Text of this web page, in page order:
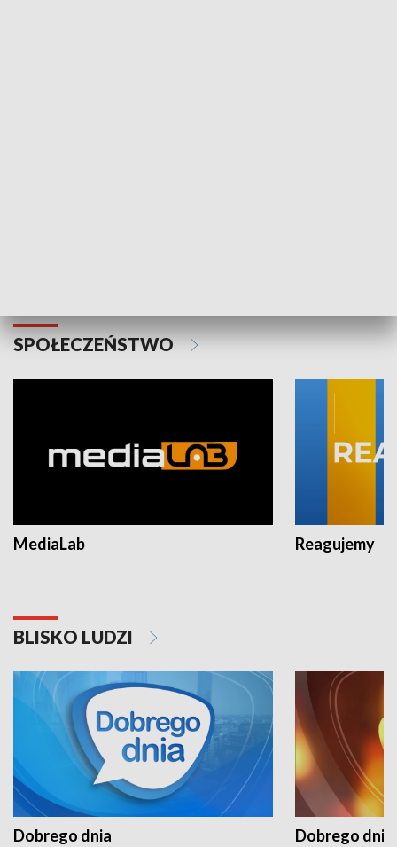
SPOŁECZEŃSTWO
MediaLab Reagujemy
BLISKO LUDZI
Dobrego dnia Dobrego dnia